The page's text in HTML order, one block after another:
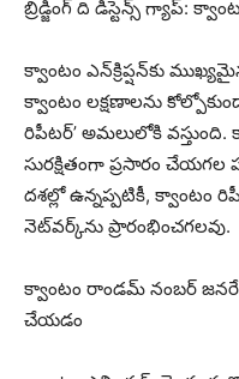
బ్రిడ్జింగ్ ది డిస్టెన్స్ గ్యాప్:
క్వాంటం ఎన్‌క్రిప్షన్‌కు
క్వాంటం లక్షణాలను
రిపీటర్’ అమలులోకి
సురక్షితంగా ప్రసారం చేయగల
దశల్లో ఉన్నప్పటికీ, క్వాంటం
నెట్‌వర్క్‌ను ప్రారంభించగలవు.
క్వాంటం రాండమ్ నంబర్
చేయడం